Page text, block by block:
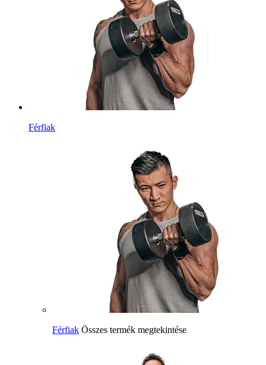
Férfiak
Férfiak Összes termék megtekintése